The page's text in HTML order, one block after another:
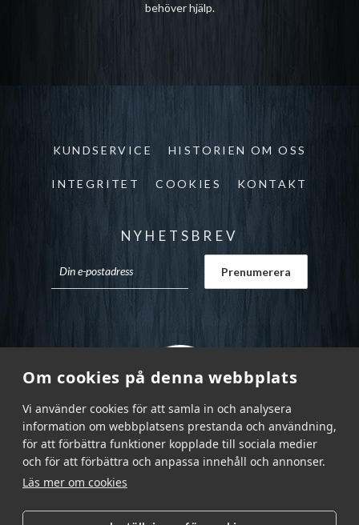
Om cookies på denna webbplats
Vi använder cookies för att samla in och analysera
information om webbplatsens prestanda och användning,
för att förbättra funktioner kopplade till sociala medier
och för att förbättra och anpassa innehåll och annonser.
Läs mer om cookies
behöver hjälp.
KUNDSERVICE HISTORIEN OM OSS
INTEGRITET COOKIES KONTAKT
NYHETSBREV